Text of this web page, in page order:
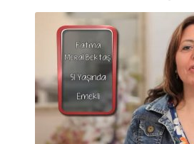
Tüm Tarifleri
SALATALAR
Tahıllı Yeşil
Salata
ANÇUEZLİ YEŞİL